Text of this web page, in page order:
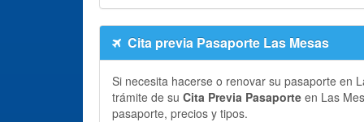
Cita previa Pasaporte Las Mesas
Si necesita hacerse o renovar su pasaporte en
trámite de su Cita Previa Pasaporte en Las
pasaporte, precios y tipos.